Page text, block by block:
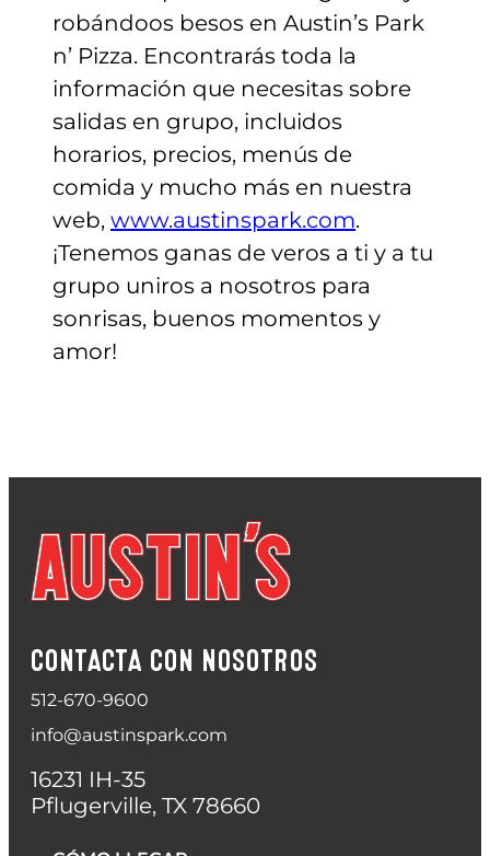
robándoos besos en Austin’s Park
n’ Pizza. Encontrarás toda la
información que necesitas sobre
salidas en grupo, incluidos
horarios, precios, menús de
comida y mucho más en nuestra
web, www.austinspark.com.
¡Tenemos ganas de veros a ti y a tu
grupo uniros a nosotros para
sonrisas, buenos momentos y
amor!
CONTACTA CON NOSOTROS
512-670-9600
info@austinspark.com
16231 IH-35
Pflugerville, TX 78660